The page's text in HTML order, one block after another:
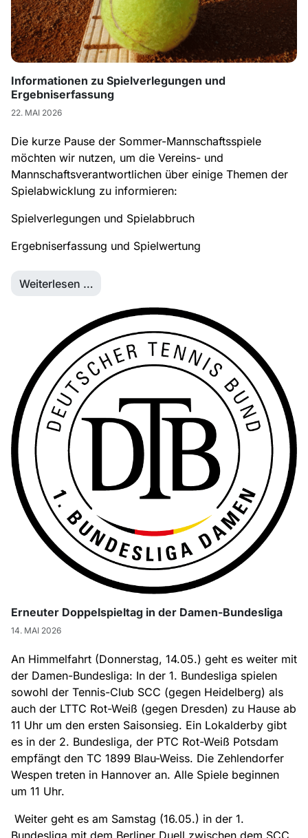
Informationen zu Spielverlegungen und
Ergebniserfassung
22. MAI 2026
Die kurze Pause der Sommer-Mannschaftsspiele
möchten wir nutzen, um die Vereins- und
Mannschaftsverantwortlichen über einige Themen der
Spielabwicklung zu informieren:
Spielverlegungen und Spielabbruch
Ergebniserfassung und Spielwertung
Weiterlesen …
Erneuter Doppelspieltag in der Damen-Bundesliga
14. MAI 2026
An Himmelfahrt (Donnerstag, 14.05.) geht es weiter mit
der Damen-Bundesliga: In der 1. Bundesliga spielen
sowohl der Tennis-Club SCC (gegen Heidelberg) als
auch der LTTC Rot-Weiß (gegen Dresden) zu Hause ab
11 Uhr um den ersten Saisonsieg. Ein Lokalderby gibt
es in der 2. Bundesliga, der PTC Rot-Weiß Potsdam
empfängt den TC 1899 Blau-Weiss. Die Zehlendorfer
Wespen treten in Hannover an. Alle Spiele beginnen
um 11 Uhr.
Weiter geht es am Samstag (16.05.) in der 1.
Bundesliga mit dem Berliner Duell zwischen dem SCC